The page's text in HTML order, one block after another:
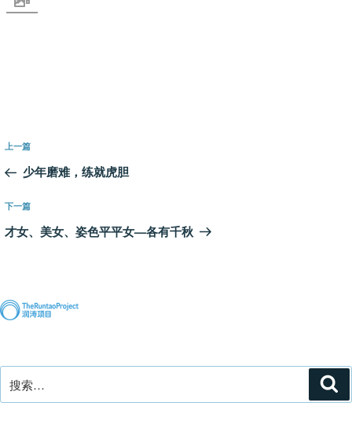
文
导
航
上
一
文
章
上一篇
少年磨难，练就虎胆
下
一
下一篇
才女、美女、姿色平平女—各有千秋
索：